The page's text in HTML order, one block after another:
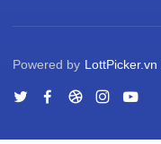
Powered by LottPicker.vn